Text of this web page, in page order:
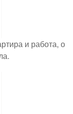
и работа, о